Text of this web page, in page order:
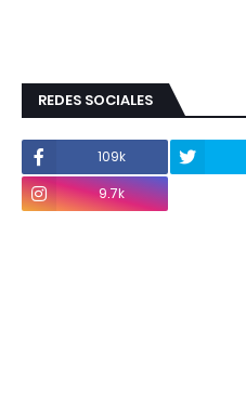
REDES SOCIALES
109k
9.7k